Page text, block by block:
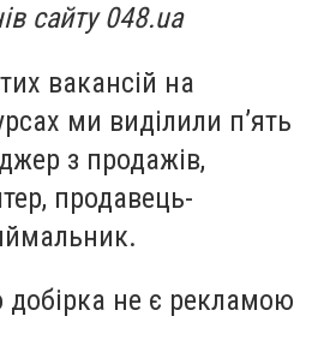
сайту 048.ua
вакансій на
ми виділили п’ять
з продажів,
продавець-
не є рекламою